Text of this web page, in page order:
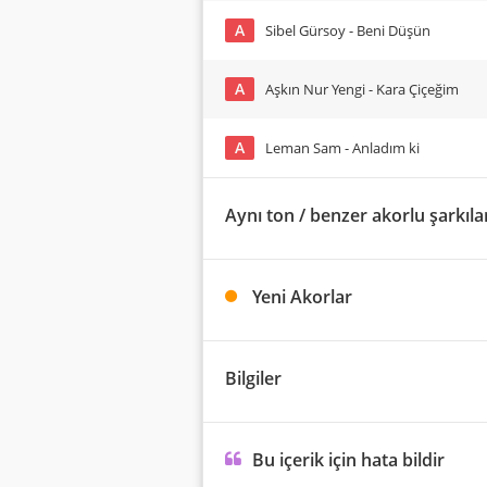
A Sibel Gürsoy - Beni Düşün
A Aşkın Nur Yengi - Kara Çiçeğim
A Leman Sam - Anladım ki
Aynı ton / benzer akorlu
Yeni Akorlar
Bilgiler
Bu içerik için hata bildir